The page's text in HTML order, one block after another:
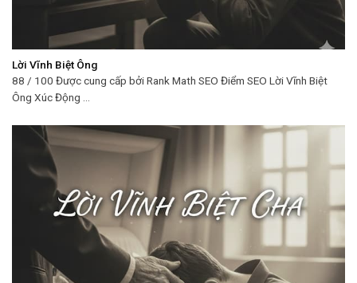
Lời Vĩnh Biệt Ông
88 / 100 Được cung cấp bởi Rank Math SEO Điểm SEO Lời Vĩnh Biệt
Ông Xúc Động ...